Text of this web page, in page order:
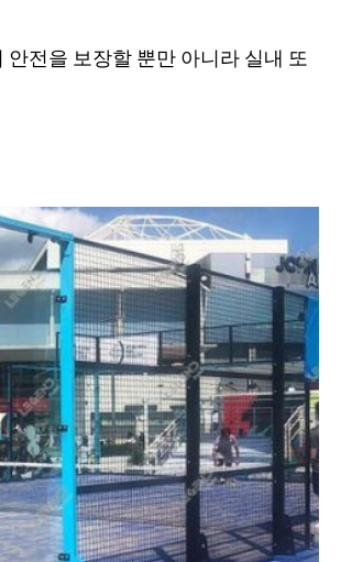
전을 보장할 뿐만 아니라 실내 또